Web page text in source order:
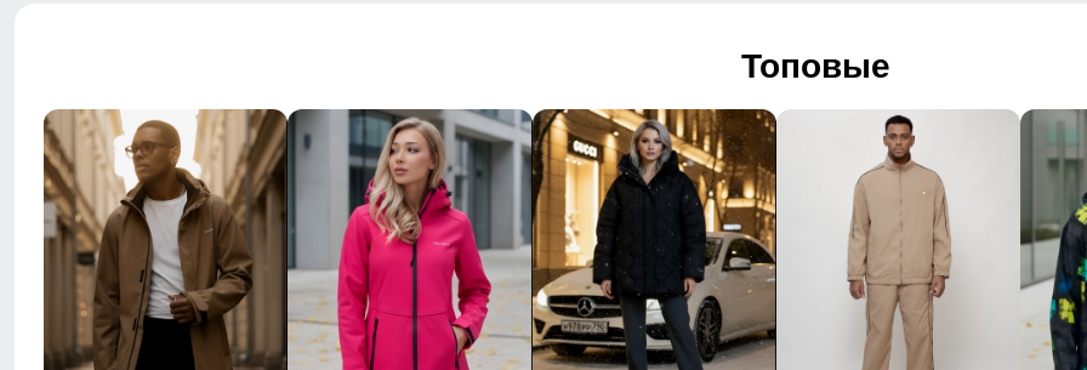
Стиль повседневный, спортивный
Рисунок однотонный, комбинированный, стёганый, логотип
Коллекция весна–осень 2026
Назначение город, активный отдых, повседневная носка
Топовые